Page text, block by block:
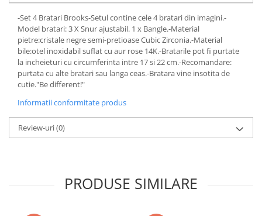
-Set 4 Bratari Brooks-Setul contine cele 4 bratari din imagini.-
Model bratari: 3 X Snur ajustabil. 1 x Bangle.-Material
pietre:cristale negre semi-pretioase Cubic Zirconia.-Material
bile:otel inoxidabil suflat cu aur rose 14K.-Bratarile pot fi purtate
la incheieturi cu circumferinta intre 17 si 22 cm.-Recomandare:
purtata cu alte bratari sau langa ceas.-Bratara vine insotita de
cutie."Be different!"
Informatii conformitate produs
Review-uri(0)
PRODUSE SIMILARE